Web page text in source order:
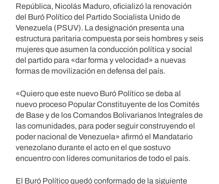
República, Nicolás Maduro, oficializó la renovación
del Buró Político del Partido Socialista Unido de
Venezuela (PSUV). La designación presenta una
estructura paritaria compuesta por seis hombres y seis
mujeres que asumen la conducción política y social
del partido para «dar forma y velocidad» a nuevas
formas de movilización en defensa del país.
«Quiero que este nuevo Buró Político se deba al
nuevo proceso Popular Constituyente de los Comités
de Base y de los Comandos Bolivarianos Integrales de
las comunidades, para poder seguir construyendo el
poder nacional de Venezuela» afirmó el Mandatario
venezolano durante el acto en el que sostuvo
encuentro con líderes comunitarios de todo el país.
El Buró Político quedó conformado de la siguiente